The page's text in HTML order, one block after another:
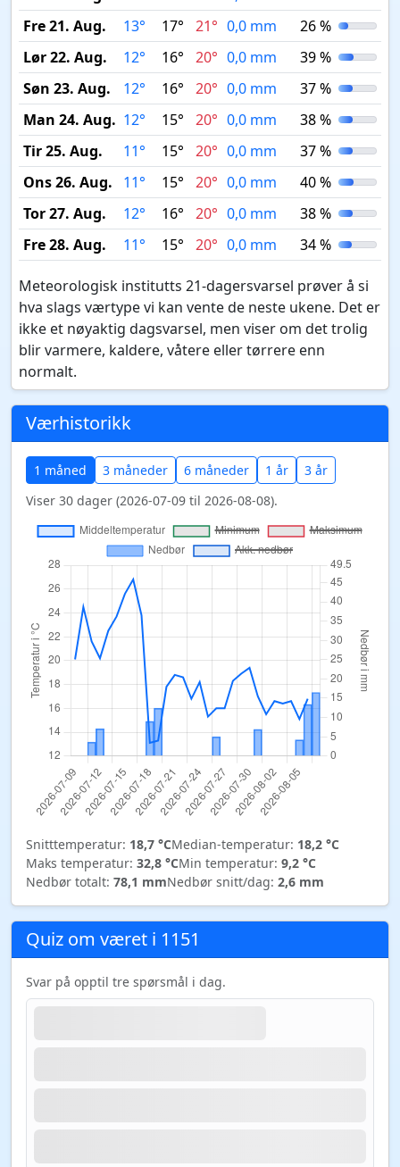
Fre 21. Aug.
13° 17° 21° 0,0 mm
26 %
Lør 22. Aug.
12° 16° 20° 0,0 mm
39 %
Søn 23. Aug.
12° 16° 20° 0,0 mm
37 %
Man 24. Aug. 12° 15° 20° 0,0 mm
38 %
Tir 25. Aug.
11° 15° 20° 0,0 mm
37 %
Ons 26. Aug.
11° 15° 20° 0,0 mm
40 %
Tor 27. Aug.
12° 16° 20° 0,0 mm
38 %
Fre 28. Aug.
11° 15° 20° 0,0 mm 34 %
Meteorologisk institutts 21-dagersvarsel prøver å si
hva slags værtype vi kan vente de neste ukene. Det er
ikke et nøyaktig dagsvarsel, men viser om det trolig
blir varmere, kaldere, våtere eller tørrere enn
normalt.
Værhistorikk
1 måned 3 måneder 6 måneder 1 år
3 år
Viser 30 dager (2026-07-09 til 2026-08-08).
Snitttemperatur: 18,7 °CMedian-temperatur: 18,2 °C
Maks temperatur: 32,8 °CMin temperatur: 9,2 °C
Nedbør totalt: 78,1 mmNedbør snitt/dag: 2,6 mm
Quiz om været i 1151
Svar på opptil tre spørsmål i dag.